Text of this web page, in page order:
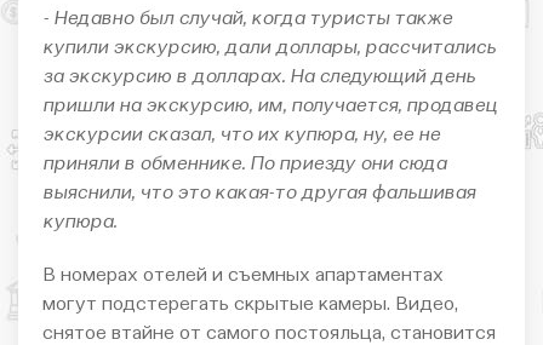
- Недавно был случай, когда туристы также
купили экскурсию, дали доллары, рассчитались
за экскурсию в долларах. На следующий день
пришли на экскурсию, им, получается, продавец
экскурсии сказал, что их купюра, ну, ее не
приняли в обменнике. По приезду они сюда
выяснили, что это какая-то другая фальшивая
купюра.
В номерах отелей и съемных апартаментах
могут подстерегать скрытые камеры. Видео,
снятое втайне от самого постояльца, становится